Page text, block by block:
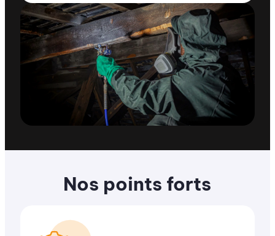
Nos points forts